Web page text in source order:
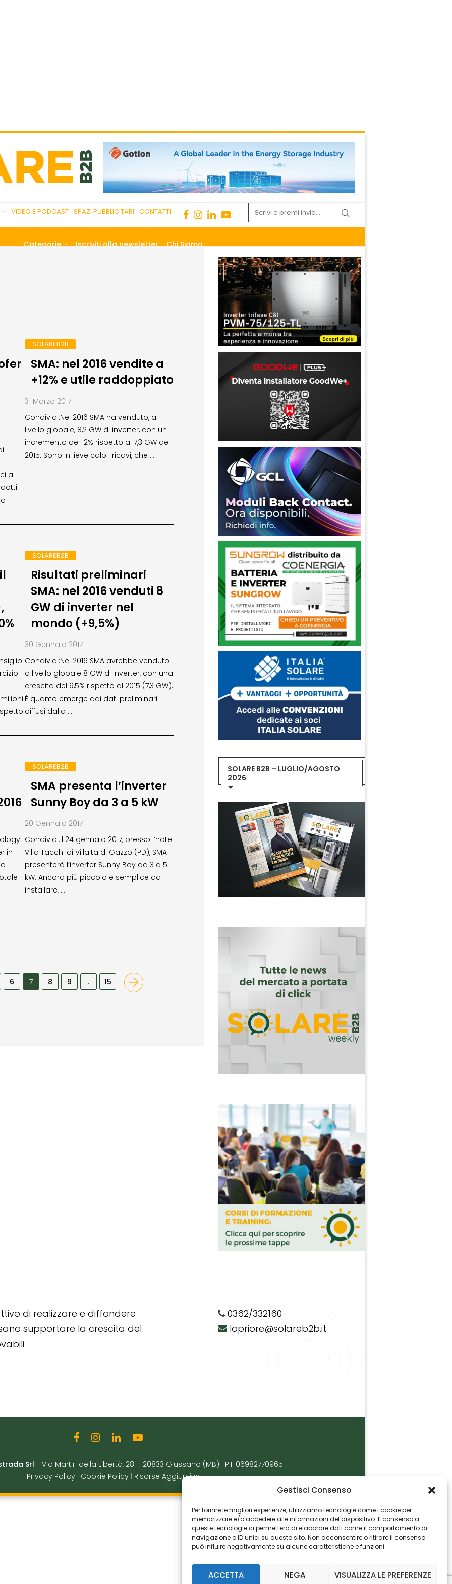
Gestisci Consenso
Per fornire le migliori esperienze, utilizziamo tecnologie come i cookie per
memorizzare e/o accedere alle informazioni del dispositivo. Il consenso a
queste tecnologie ci permetterà di elaborare dati come il comportamento di
navigazione o ID unici su questo sito. Non acconsentire o ritirare il consenso
può influire negativamente su alcune caratteristiche e funzioni.
ACCETTA NEGA VISUALIZZA LE PREFERENZE
VIDEO E PODCAST SPAZI PUBBLICITARI CONTATTI
Categorie Iscriviti alla newsletter Chi Siamo
al
SOLAREB2B
SMA: nel 2016 vendite a
+12% e utile raddoppiato
31 Marzo 2017
Condividi:Nel 2016 SMA ha venduto, a
livello globale, 8,2 GW di inverter, con un
incremento del 12% rispetto ai 7,3 GW del
2015. Sono in lieve calo i ricavi, che …
SOLAREB2B
Risultati preliminari
SMA: nel 2016 venduti 8
GW di inverter nel
mondo (+9,5%)
30 Gennaio 2017
Condividi:Nel 2016 SMA avrebbe venduto
a livello globale 8 GW di inverter, con una
crescita del 9,5% rispetto al 2015 (7,3 GW).
È quanto emerge dai dati preliminari
diffusi dalla …
in
SOLAREB2B
SMA presenta l’inverter
Sunny Boy da 3 a 5 kW
20 Gennaio 2017
Condividi:Il 24 gennaio 2017, presso l’hotel
Villa Tacchi di Villalta di Gazzo (PD), SMA
presenterà l’inverter Sunny Boy da 3 a 5
kW. Ancora più piccolo e semplice da
installare, …
6 7 8 9 … 15
SOLARE B2B – LUGLIO/AGOSTO
2026
di realizzare e diffondere
supportare la crescita del
0362/332160
lopriore@solareb2b.it
Srl - Via Martiri della Libertà, 28 – 20833 Giussano (MB)
P.I. 06982770965
Privacy Policy
Cookie Policy Risorse Aggiuntive